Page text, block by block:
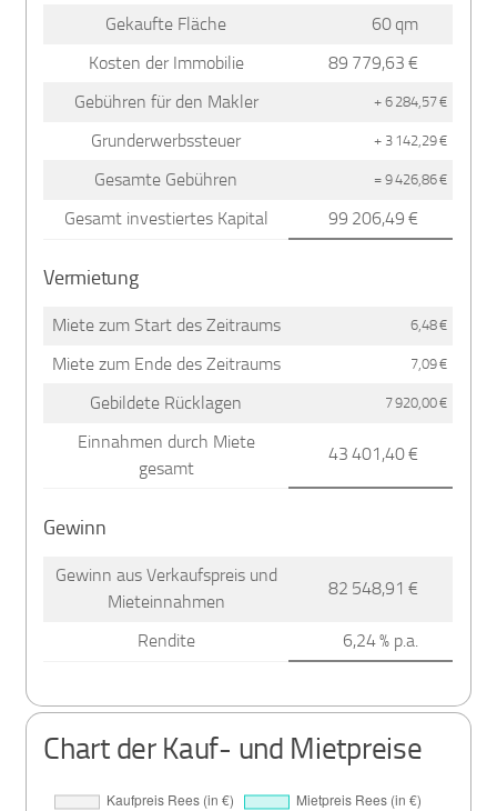
Gekaufte Fläche
60 qm
Kosten der Immobilie
89 779,63 €
Gebühren für den Makler
+ 6 284,57 €
Grunderwerbssteuer + 3 142,29 €
Gesamte Gebühren = 9 426,86 €
Gesamt investiertes Kapital 99 206,49 €
Vermietung
Miete zum Start des Zeitraums 6,48 €
Miete zum Ende des Zeitraums 7,09 €
Gebildete Rücklagen 7 920,00 €
Einnahmen durch Miete
gesamt
43 401,40 €
Gewinn
Gewinn aus Verkaufspreis und
Mieteinnahmen
82 548,91 €
Rendite 6,24 % p.a.
Chart der Kauf- und Mietpreise